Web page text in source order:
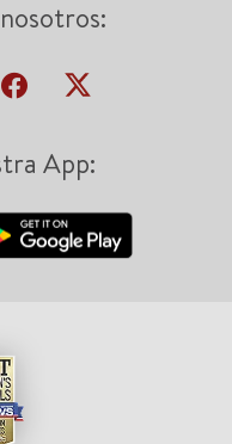
App: